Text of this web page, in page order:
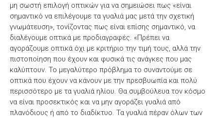
μη σωστή επιλογή οπτικών για να σημειώσει πως «είναι
σημαντικό να επιλέγουμε τα γυαλιά μας μετά την σχετική
γνωμάτευση», τονίζοντας πως είναι επίσης σημαντικό, να
διαλέγουμε οπτικά με προδιαγραφές. «Πρέπει να
αγοράζουμε οπτικά όχι με κριτήριο την τιμή τους, αλλά την
πιστοποίηση που έχουν και φυσικά τις ανάγκες που μας
καλύπτουν. Το μεγαλύτερο πρόβλημα το συναντούμε σε
οπτικά που έχουν να κάνουν με την πρεσβυωπία και πολύ
περισσότερο με τα γυαλιά ηλίου. Θα συμβούλευα τον κόσμο
να είναι προσεκτικός και να μην αγοράζει γυαλιά από
πλανόδιους ή από το διαδίκτυο. Τα γυαλιά πέραν όλων των